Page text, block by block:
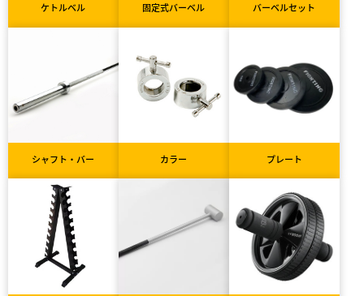
ケトルベル 固定式バーベル バーベルセット
シャフト・バー カラー プレート